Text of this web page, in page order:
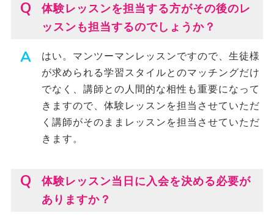
体験レッスンを担当する方がその後のレ
ッスンも担当するのでしょうか？
はい。マンツーマンレッスンですので、生徒様
が求められる学習スタイルとのマッチングだけ
でなく、講師との人間的な相性も重要になって
きますので、体験レッスンを担当させていただ
く講師がそのままレッスンを担当させていただ
きます。
体験レッスン当日に入会を決める必要が
ありますか？